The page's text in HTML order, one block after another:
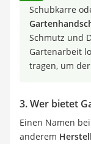
Schubkarre
Schmutz und
Gartenarbeit
tragen, um
3. Wer bietet
Einen Namen
anderem